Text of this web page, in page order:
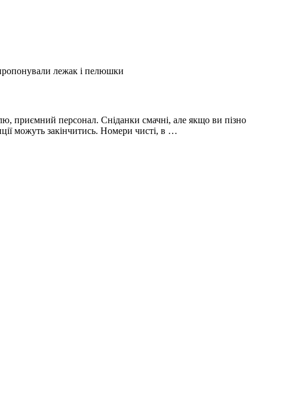
лежак і пелюшки
приємний персонал. Сніданки смачні, але якщо ви пізно
можуть закінчитись. Номери чисті, в …